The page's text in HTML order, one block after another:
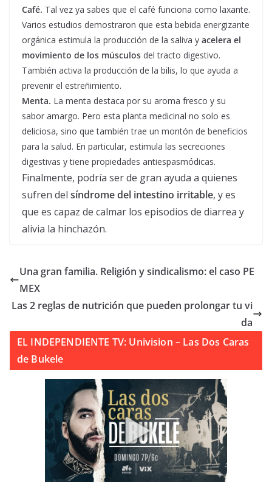
Café. Tal vez ya sabes que el café funciona como laxante.
Varios estudios demostraron que esta bebida energizante
orgánica estimula la producción de la saliva y acelera el
movimiento de los músculos del tracto digestivo.
También activa la producción de la bilis, lo que ayuda a
prevenir el estreñimiento.
Menta. La menta destaca por su aroma fresco y su
sabor amargo. Pero esta planta medicinal no solo es
deliciosa, sino que también trae un montón de beneficios
para la salud. En particular, estimula las secreciones
digestivas y tiene propiedades antiespasmódicas.
Finalmente, podría ser de gran ayuda a quienes
sufren del síndrome del intestino irritable, y es
que es capaz de calmar los episodios de diarrea y
alivia la hinchazón.
Una gran familia. Religión y sindicalismo: el caso PE
MEX
Las 2 reglas de nutrición que pueden prolongar tu vi
da
EL INDEPENDIENTE TV: Univision – Las Dos Caras
de Bukele